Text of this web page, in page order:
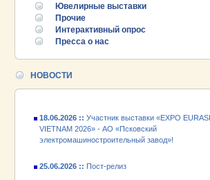
Ювелирные выставки
Прочие
Интерактивный опрос
Пресса о нас
НОВОСТИ
25.06.2026 ::Деловая программа EXPO EURASIA
VIETNAM 2026
VIETNAM 2026»
VIETNAM 2026» - АО «Псковский
электромашиностроительный завод»!